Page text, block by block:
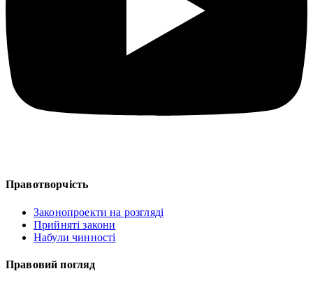
Правотворчість
Законопроекти на розгляді
Прийняті закони
Набули чинності
Правовий погляд